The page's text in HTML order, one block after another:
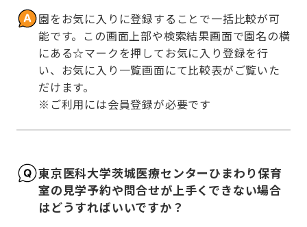
園をお気に入りに登録することで一括比較が可
能です。この画面上部や検索結果画面で園名の横
にある☆マークを押してお気に入り登録を行
い、お気に入り一覧画面にて比較表がご覧いた
だけます。
※ご利用には会員登録が必要です
東京医科大学茨城医療センターひまわり保育
室の見学予約や問合せが上手くできない場合
はどうすればいいですか？